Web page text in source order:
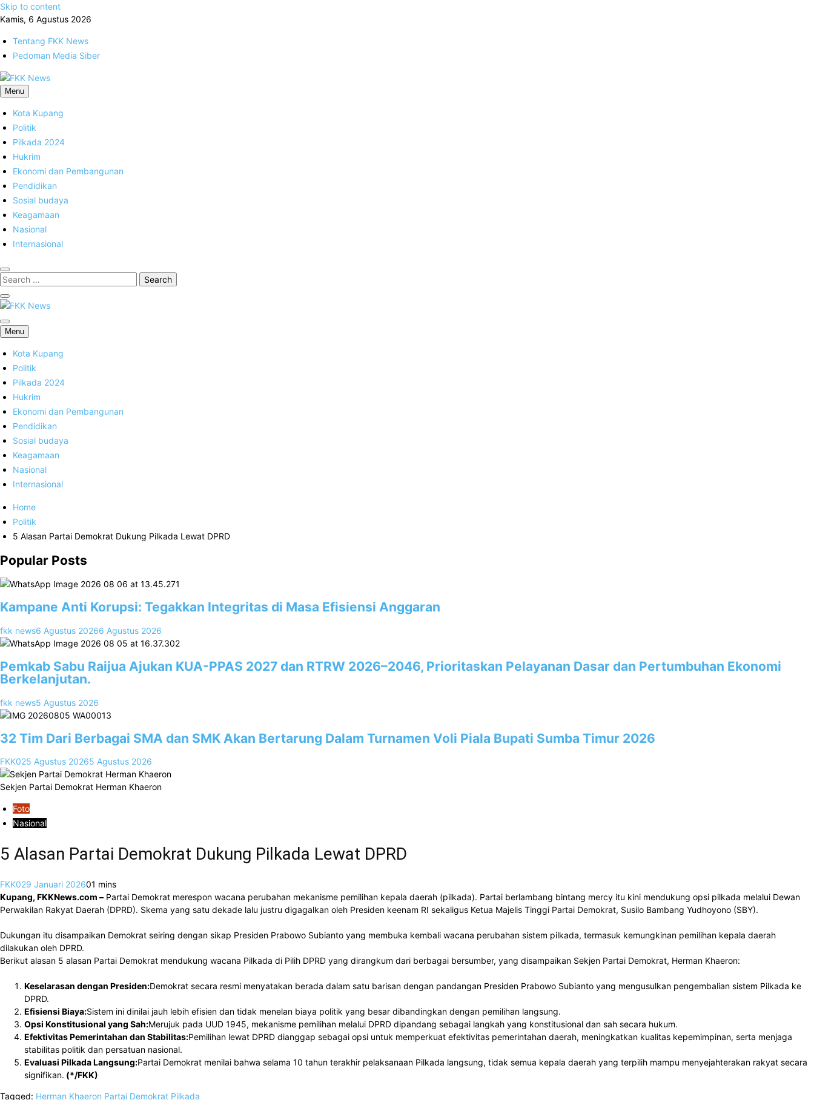
Skip to content
Kamis, 6 Agustus 2026
Tentang FKK News
Pedoman Media Siber
FKK News
Menu
Kota Kupang
Politik
Pilkada 2024
Hukrim
Ekonomi dan Pembangunan
Pendidikan
Sosial budaya
Keagamaan
Nasional
Internasional
FKK News
Menu
Kota Kupang
Politik
Pilkada 2024
Hukrim
Ekonomi dan Pembangunan
Pendidikan
Sosial budaya
Keagamaan
Nasional
Internasional
Home
Politik
5 Alasan Partai Demokrat Dukung Pilkada Lewat DPRD
Popular Posts
1
Kampane Anti Korupsi: Tegakkan Integritas di Masa Efisiensi Anggaran
fkk news6 Agustus 20266 Agustus 2026
2
Pemkab Sabu Raijua Ajukan KUA-PPAS 2027 dan RTRW 2026–2046, Prioritaskan Pelayanan Dasar dan Pertumbuhan Ekonomi
Berkelanjutan.
fkk news5 Agustus 2026
3
32 Tim Dari Berbagai SMA dan SMK Akan Bertarung Dalam Turnamen Voli Piala Bupati Sumba Timur 2026
FKK025 Agustus 20265 Agustus 2026
Sekjen Partai Demokrat Herman Khaeron
Foto
Nasional
5 Alasan Partai Demokrat Dukung Pilkada Lewat DPRD
FKK029 Januari 202601 mins
Kupang, FKKNews.com – Partai Demokrat merespon wacana perubahan mekanisme pemilihan kepala daerah (pilkada). Partai berlambang bintang mercy itu kini mendukung opsi pilkada melalui Dewan
Perwakilan Rakyat Daerah (DPRD). Skema yang satu dekade lalu justru digagalkan oleh Presiden keenam RI sekaligus Ketua Majelis Tinggi Partai Demokrat, Susilo Bambang Yudhoyono (SBY).
Dukungan itu disampaikan Demokrat seiring dengan sikap Presiden Prabowo Subianto yang membuka kembali wacana perubahan sistem pilkada, termasuk kemungkinan pemilihan kepala daerah
dilakukan oleh DPRD.
Berikut alasan 5 alasan Partai Demokrat mendukung wacana Pilkada di Pilih DPRD yang dirangkum dari berbagai bersumber, yang disampaikan Sekjen Partai Demokrat, Herman Khaeron:
Keselarasan dengan Presiden:Demokrat secara resmi menyatakan berada dalam satu barisan dengan pandangan Presiden Prabowo Subianto yang mengusulkan pengembalian sistem Pilkada ke
DPRD.
Efisiensi Biaya:Sistem ini dinilai jauh lebih efisien dan tidak menelan biaya politik yang besar dibandingkan dengan pemilihan langsung.
Opsi Konstitusional yang Sah:Merujuk pada UUD 1945, mekanisme pemilihan melalui DPRD dipandang sebagai langkah yang konstitusional dan sah secara hukum.
Efektivitas Pemerintahan dan Stabilitas:Pemilihan lewat DPRD dianggap sebagai opsi untuk memperkuat efektivitas pemerintahan daerah, meningkatkan kualitas kepemimpinan, serta menjaga
stabilitas politik dan persatuan nasional.
Evaluasi Pilkada Langsung:Partai Demokrat menilai bahwa selama 10 tahun terakhir pelaksanaan Pilkada langsung, tidak semua kepala daerah yang terpilih mampu menyejahterakan rakyat secara
signifikan. (*/FKK)
Tagged: Herman Khaeron Partai Demokrat Pilkada